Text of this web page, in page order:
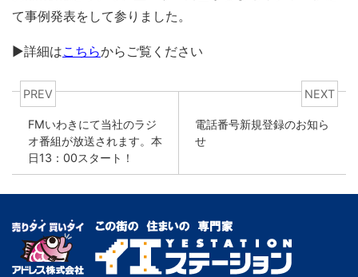
て事例発表をして参りました。
▶詳細はこちらからご覧ください
PREV
FMいわきにて当社のラジ
オ番組が放送されます。本
日13：00スタート！
NEXT
電話番号新規登録のお知ら
せ